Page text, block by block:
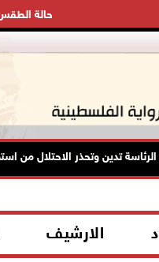
حالة
تدين وتحذر الاحتلال من
الارشيف